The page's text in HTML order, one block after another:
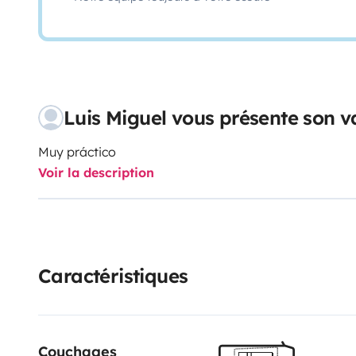
Luis Miguel vous présente son
Muy práctico
Voir la description
Caractéristiques
Couchages